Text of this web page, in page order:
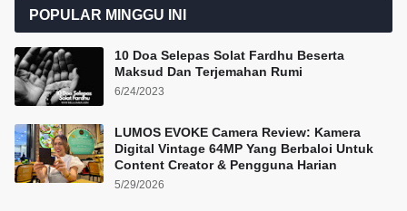
POPULAR MINGGU INI
10 Doa Selepas Solat Fardhu Beserta
Maksud Dan Terjemahan Rumi
6/24/2023
LUMOS EVOKE Camera Review: Kamera
Digital Vintage 64MP Yang Berbaloi Untuk
Content Creator & Pengguna Harian
5/29/2026